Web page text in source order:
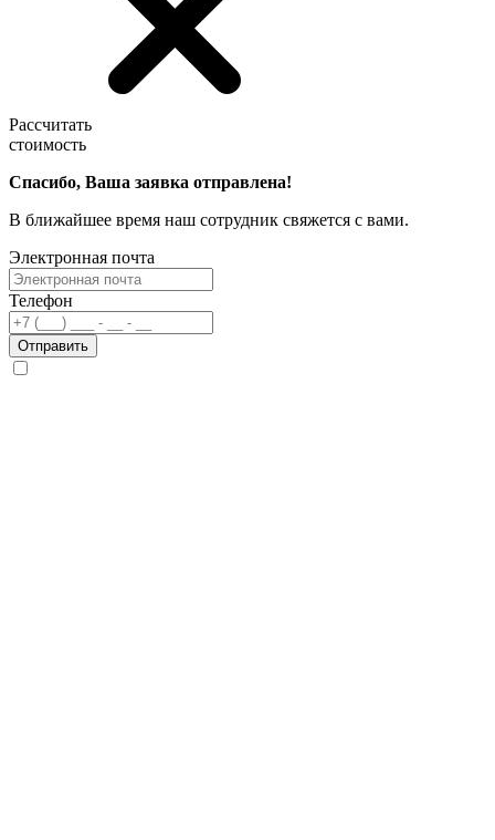
Рассчитать
стоимость
Спасибо, Ваша заявка отправлена!
В ближайшее время наш сотрудник свяжется с вами.
Электронная почта
Телефон
Отправить